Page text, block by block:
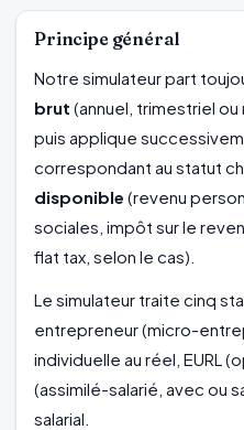
Principe général
Notre simulateur part
brut (annuel, trimestriel ou
puis applique
correspondant au statut
disponible (revenu
sociales, impôt sur le
flat tax, selon le cas).
Le simulateur traite cinq
entrepreneur (micro-
individuelle au réel, EURL
(assimilé-salarié, avec ou
salarial.